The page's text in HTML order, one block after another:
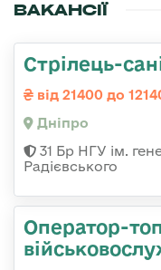
ВАКАНСІЇ
Стрілець-
від 21400 до
Дніпро
31 Бр НГУ ім.
Радієвського
Оператор-